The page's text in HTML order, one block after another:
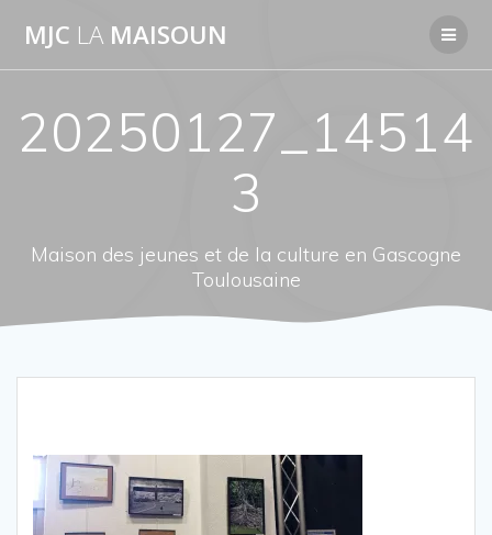
MJC LA MAISOUN
20250127_14514
3
Maison des jeunes et de la culture en Gascogne
Toulousaine